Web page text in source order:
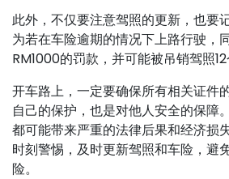
此外，不仅要注意驾照的更新，也要
为若在车险逾期的情况下上路行驶，
RM1000的罚款，并可能被吊销驾照12
开车路上，一定要确保所有相关证件
自己的保护，也是对他人安全的保障
都可能带来严重的法律后果和经济损
时刻警惕，及时更新驾照和车险，避
险。